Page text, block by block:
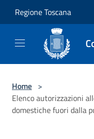
Regione Toscana
Home >
Elenco autorizzazioni
domestiche fuori dalla